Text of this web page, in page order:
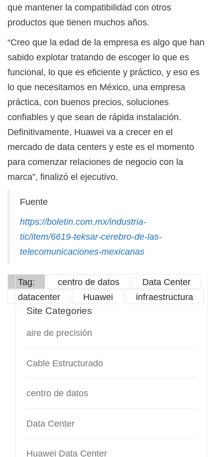
que mantener la compatibilidad con otros
productos que tienen muchos años.
“Creo que la edad de la empresa es algo que han
sabido explotar tratando de escoger lo que es
funcional, lo que es eficiente y práctico, y eso es
lo que necesitamos en México, una empresa
práctica, con buenos precios, soluciones
confiables y que sean de rápida instalación.
Definitivamente, Huawei va a crecer en el
mercado de data centers y este es el momento
para comenzar relaciones de negocio con la
marca”, finalizó el ejecutivo.
Fuente
https://boletin.com.mx/industria-
tic/item/6619-teksar-cerebro-de-las-
telecomunicaciones-mexicanas
Tag: centro de datos
Data Center
datacenter
Huawei infraestructura
Site Categories
aire de precisión
Cable Estructurado
centro de datos
Data Center
Huawei Data Center